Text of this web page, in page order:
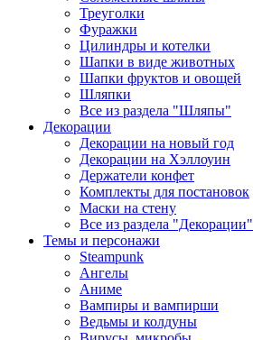
Треуголки
Фуражки
Цилиндры и котелки
Шапки в виде животных
Шапки фруктов и овощей
Шляпки
Все из раздела "Шляпы"
Декорации
Декорации на новый год
Декорации на Хэллоуин
Держатели конфет
Комплекты для постановок
Маски на стену
Все из раздела "Декорации"
Темы и персонажи
Steampunk
Ангелы
Аниме
Вампиры и вампирши
Ведьмы и колдуны